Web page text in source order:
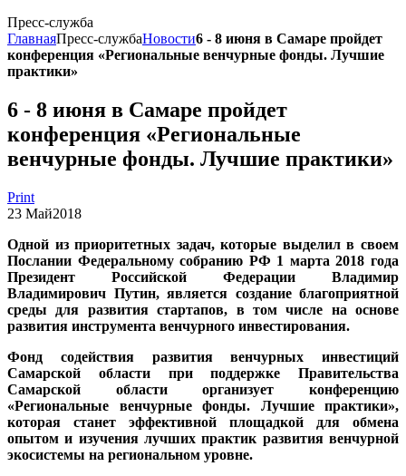
Пресс-служба
ГлавнаяПресс-службаНовости6 - 8 июня в Самаре пройдет
конференция «Региональные венчурные фонды. Лучшие
практики»
6 - 8 июня в Самаре пройдет
конференция «Региональные
венчурные фонды. Лучшие практики»
Print
23 Май2018
Одной из приоритетных задач, которые выделил в своем
Послании Федеральному собранию РФ 1 марта 2018 года
Президент Российской Федерации Владимир
Владимирович Путин, является создание благоприятной
среды для развития стартапов, в том числе на основе
развития инструмента венчурного инвестирования.
Фонд содействия развития венчурных инвестиций
Самарской области при поддержке Правительства
Самарской области организует конференцию
«Региональные венчурные фонды. Лучшие практики»,
которая станет эффективной площадкой для обмена
опытом и изучения лучших практик развития венчурной
экосистемы на региональном уровне.